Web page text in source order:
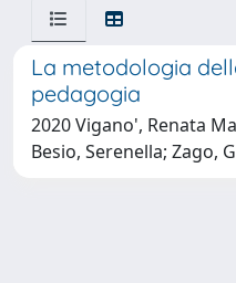
La metodologia
pedagogia
2020 Vigano', Renata
Besio, Serenella; Zago,